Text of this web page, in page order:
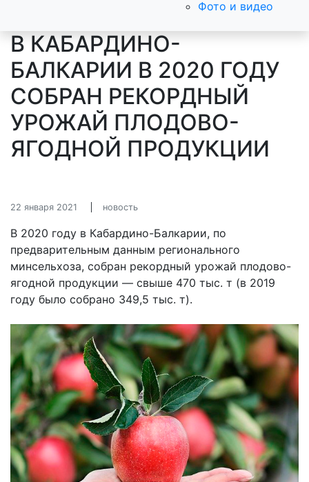
Фото и видео
В КАБАРДИНО-
БАЛКАРИИ В 2020 ГОДУ
СОБРАН РЕКОРДНЫЙ
УРОЖАЙ ПЛОДОВО-
ЯГОДНОЙ ПРОДУКЦИИ
22 января 2021 новость
В 2020 году в Кабардино-Балкарии, по
предварительным данным регионального
минсельхоза, собран рекордный урожай плодово-
ягодной продукции — свыше 470 тыс. т (в 2019
году было собрано 349,5 тыс. т).